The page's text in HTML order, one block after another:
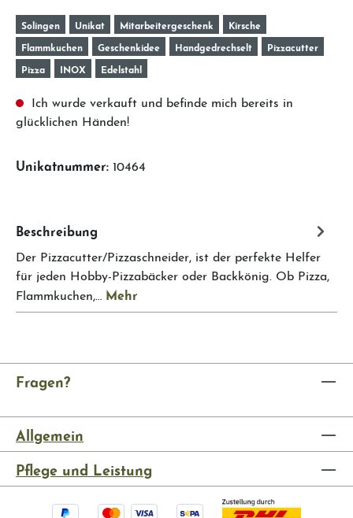
Solingen Unikat Mitarbeitergeschenk
Kirsche
Flammkuchen
Geschenkidee Handgedrechselt
Pizzacutter
Pizza
INOX Edelstahl
Ich wurde verkauft und befinde mich bereits in
glücklichen Händen!
Unikatnummer: 10464
Beschreibung
Der Pizzacutter/Pizzaschneider, ist der perfekte Helfer
für jeden Hobby-Pizzabäcker oder Backkönig. Ob Pizza,
Flammkuchen,… Mehr
Fragen?
Allgemein
Pflege und Leistung